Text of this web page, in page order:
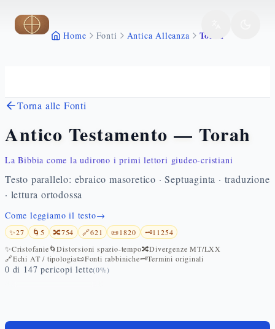
Vai al contenuto principale
Home Fonti Antica Alleanza Torah
Torna alle Fonti
Antico Testamento — Torah
La Bibbia come la udirono i primi lettori giudeo-cristiani
Testo parallelo: ebraico masoretico · Septuaginta · traduzione
· lettura ortodossa
Come leggiamo il testo→
✨27 🌀 5 🔀754 🔗621 📜1820 🗝️11254
✨Cristofanie🌀Distorsioni spazio-tempo🔀Divergenze MT/LXX
🔗Echi AT / tipologia📜Fonti rabbiniche🗝️Termini originali
0 di 147 pericopi lette(0%)